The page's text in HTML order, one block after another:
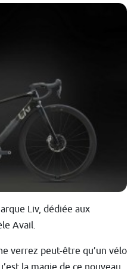
Liv, dédiée aux
Avail.
verrez peut-être qu’un vélo